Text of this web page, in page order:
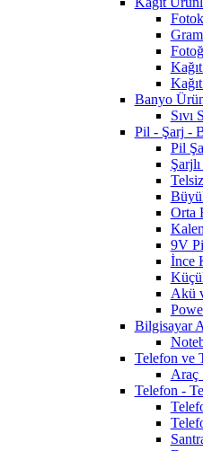
Banyo
Sıvı
Pil - Şarj -
Pil
Orta
9V
İnce
Akü
Bilgisayar
Telefon ve
Araç
Telefon -